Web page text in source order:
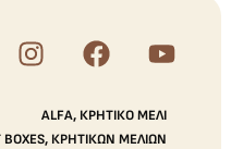
ALFA, ΚΡΗΤΙΚΌ ΜΈΛΙ
BOXES, ΚΡΗΤΙΚΏΝ ΜΕΛΙΏΝ